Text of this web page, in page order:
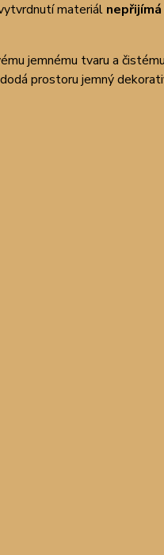
materiál
jemnému tvaru a
prostoru jemný